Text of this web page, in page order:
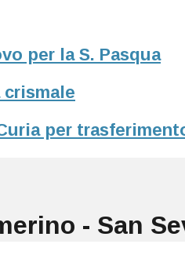
per la S. Pasqua
crismale
per
- San